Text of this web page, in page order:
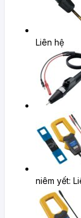
Liên hệ
niêm yết: